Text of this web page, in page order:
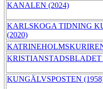
KANALEN (2024)
KARLSKOGA TIDNING
(2020)
KRISTIANSTADSBLADET
KUNGÄLVSPOSTEN